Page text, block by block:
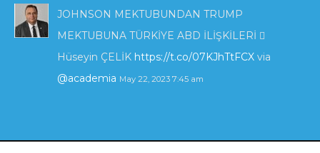
JOHNSON MEKTUBUNDAN TRUMP
MEKTUBUNA TÜRKİYE ABD İLİŞKİLERİ 
Hüseyin ÇELİK https://t.co/07KJhTtFCX via
@academia May 22, 2023 7:45 am
_İLGİSİ_.pdfhttps://t.co/zTcmJSrl3Ivia